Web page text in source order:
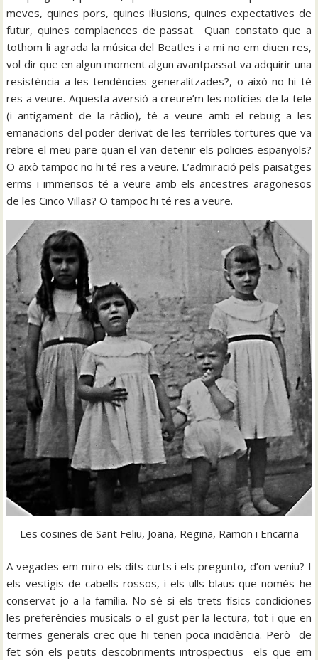
meves, quines pors, quines il·lusions, quines expectatives de
futur, quines complaences de passat. Quan constato que a
tothom li agrada la música del Beatles i a mi no em diuen res,
vol dir que en algun moment algun avantpassat va adquirir una
resistència a les tendències generalitzades?, o això no hi té
res a veure. Aquesta aversió a creure’m les notícies de la tele
(i antigament de la ràdio), té a veure amb el rebuig a les
emanacions del poder derivat de les terribles tortures que va
rebre el meu pare quan el van detenir els policies espanyols?
O això tampoc no hi té res a veure. L’admiració pels paisatges
erms i immensos té a veure amb els ancestres aragonesos
de les Cinco Villas? O tampoc hi té res a veure.
Les cosines de Sant Feliu, Joana, Regina, Ramon i Encarna
A vegades em miro els dits curts i els pregunto, d’on veniu? I
els vestigis de cabells rossos, i els ulls blaus que només he
conservat jo a la família. No sé si els trets físics condiciones
les preferències musicals o el gust per la lectura, tot i que en
termes generals crec que hi tenen poca incidència. Però de
fet són els petits descobriments introspectius els que em